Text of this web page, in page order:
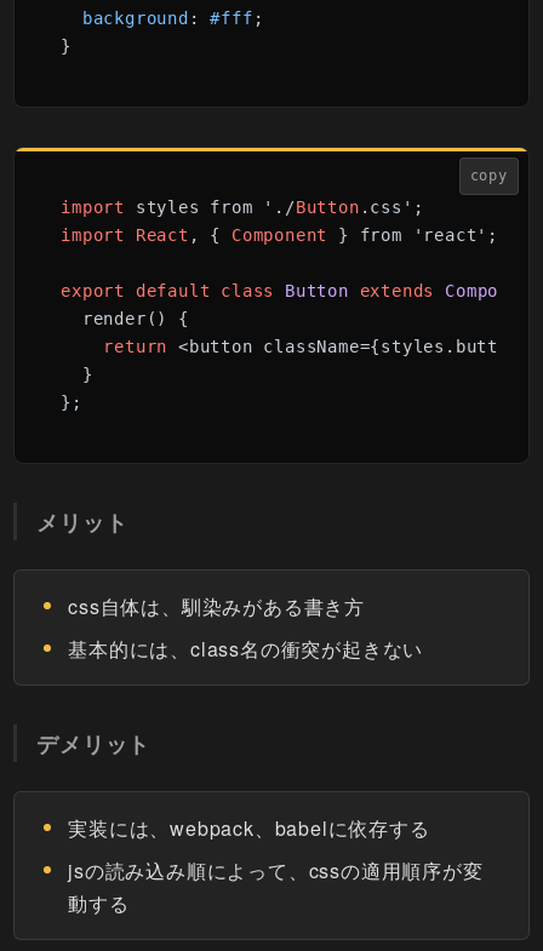
background : #fff ;
}
copy
import styles from './Button
import
React , { Component } from 'react';
export default class Button extends
Component
  render() {
return <button className={styles.button}>
  }
};
メリット
css自体は、馴染みがある書き方
基本的には、class名の衝突が起きない
デメリット
実装には、webpack、babelに依存する
jsの読み込み順によって、cssの適用順序が変
動する